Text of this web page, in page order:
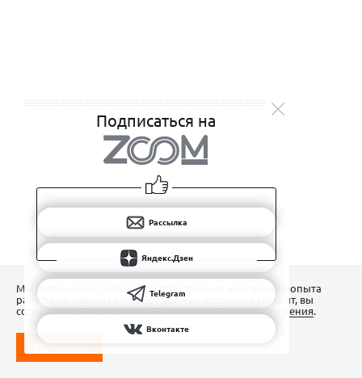
Подписаться на
Рассылка
Яндекс.Дзен
Telegram
Вконтакте
Мы используем Сookies для обеспечения наилучшего опыта
работы на нашем сайте. Продолжая использовать сайт, вы
соглашаетесь с условиямиПользовательского соглашения.
ПОНЯТНО